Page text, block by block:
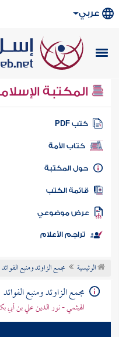
عربي
المكتبة
كتب PDF
كتاب الأمة
المكتبة
الكتب
موضوعي
تراجم الأعلام
الرئيسية مجمع الزاوئد ومنبع الفوائد
مجمع الزاوئد ومنبع الفوائد
الهيثمي - نور الدين علي بن أبي